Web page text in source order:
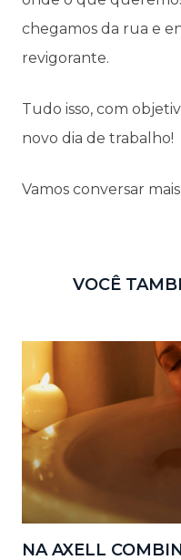
chegamos da rua e
revigorante.
Tudo isso, com
novo dia de trabalho!
Vamos conversar
VOCÊ
NA AXELL